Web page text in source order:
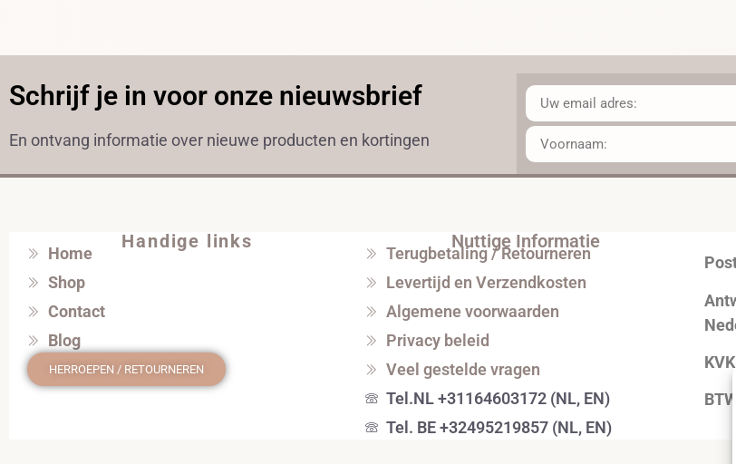
Schrijf je in voor onze nieuwsbrief
En ontvang informatie over nieuwe producten en kortingen
Handige links
Home
Shop
Contact
Blog
HERROEPEN / RETOURNEREN
Nuttige Informatie
Terugbetaling / Retourneren
Levertijd en Verzendkosten
Algemene voorwaarden
Privacy beleid
Veel gestelde vragen
Tel.NL +31164603172 (NL, EN)
Tel. BE +32495219857 (NL, EN)